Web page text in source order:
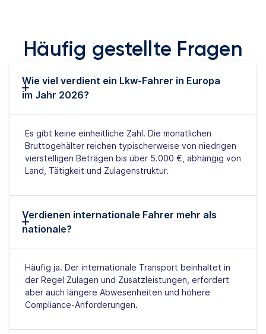
Häufig gestellte Fragen
Wie viel verdient ein Lkw-Fahrer in Europa
im Jahr 2026?
Es gibt keine einheitliche Zahl. Die monatlichen
Bruttogehälter reichen typischerweise von niedrigen
vierstelligen Beträgen bis über 5.000 €, abhängig von
Land, Tätigkeit und Zulagenstruktur.
Verdienen internationale Fahrer mehr als
nationale?
Häufig ja. Der internationale Transport beinhaltet in
der Regel Zulagen und Zusatzleistungen, erfordert
aber auch längere Abwesenheiten und höhere
Compliance-Anforderungen.